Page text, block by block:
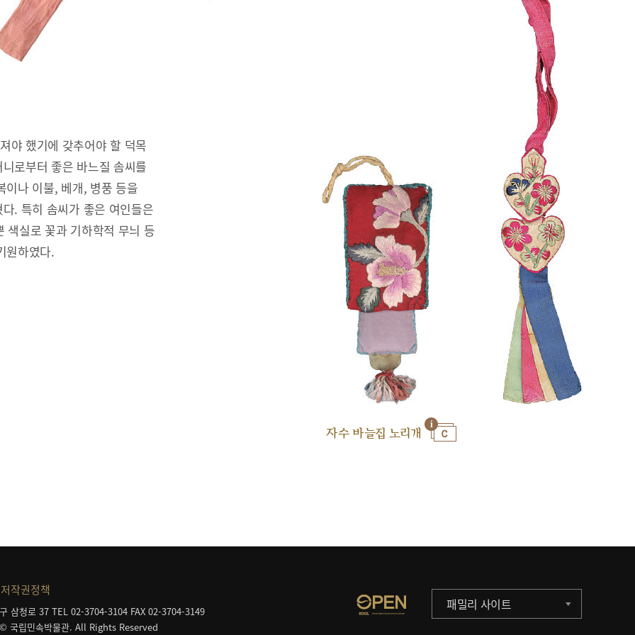
야 했기에 갖추어야 할 덕목
로부터 좋은 바느질 솜씨를
이나 이불, 베개, 병풍 등을
. 특히 솜씨가 좋은 여인들은
색실로 꽃과 기하학적 무늬 등
원하였다.
자수 바늘집 노리개
저작권정책
삼청로 37 TEL 02-3704-3104 FAX 02-3704-3149
국립민속박물관. All Rights Reserved
패밀리 사이트